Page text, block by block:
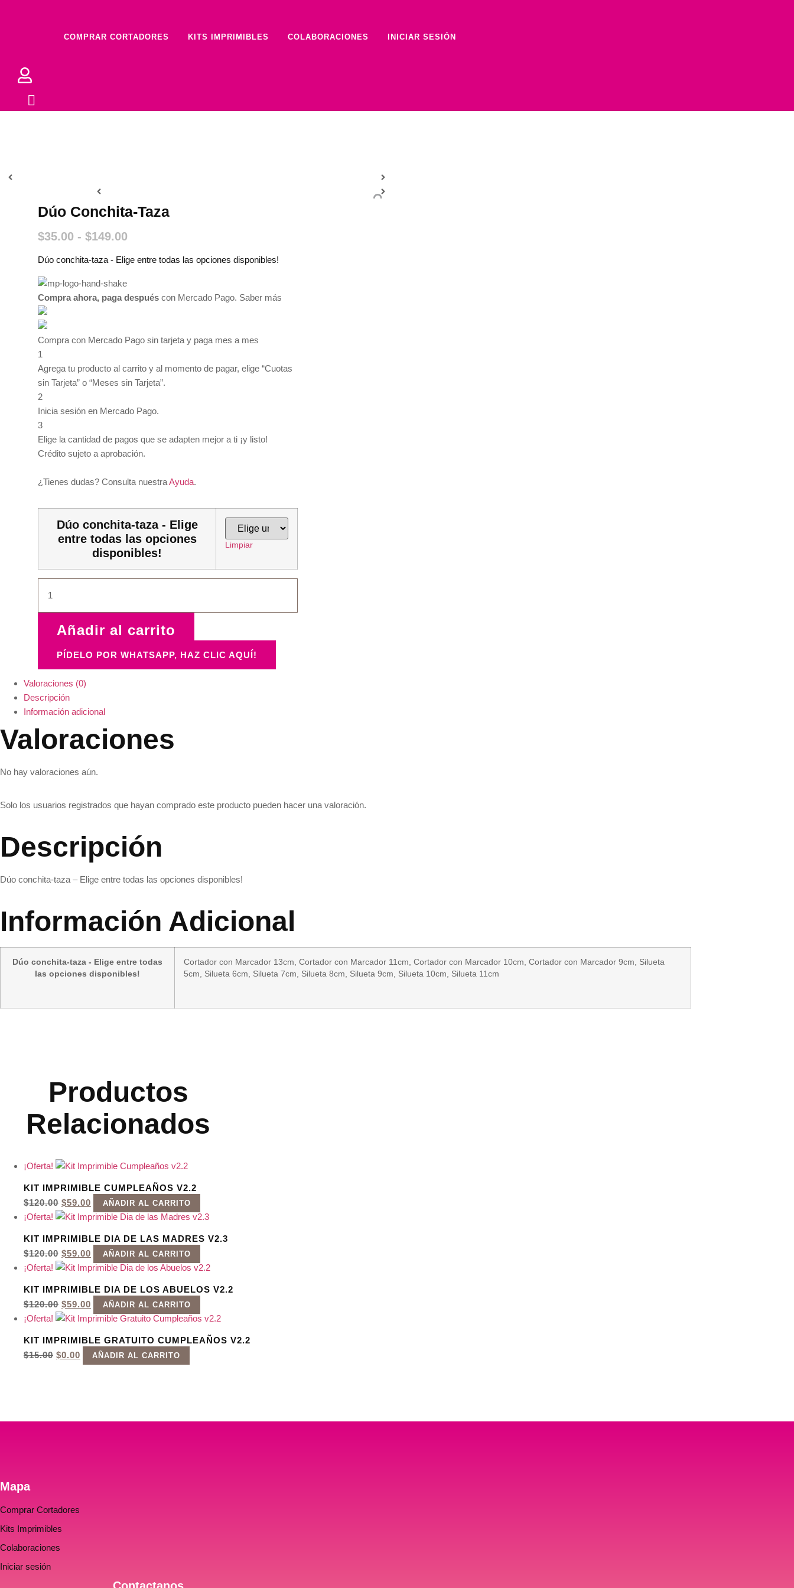
COMPRAR CORTADORES KITS IMPRIMIBLES COLABORACIONES INICIAR SESIÓN
Dúo Conchita-Taza
$35.00 - $149.00
precios:
$35.00
hasta
Dúo conchita-taza - Elige entre todas las opciones disponibles!
Compra ahora, paga después con Mercado Pago. Saber más
Compra con Mercado Pago sin tarjeta y paga mes a mes
1
Agrega tu producto al carrito y al momento de pagar, elige “Cuotas
sin Tarjeta” o “Meses sin Tarjeta”.
2
Inicia sesión en Mercado Pago.
3
Elige la cantidad de pagos que se adapten mejor a ti ¡y listo!
Crédito sujeto a aprobación.
¿Tienes dudas? Consulta nuestraAyuda.
Dúo conchita-taza - Elige
entre todas las opciones
disponibles!
Limpiar
conchita-
taza
cantidad
Añadir al carrito
PÍDELO POR WHATSAPP, HAZ CLIC AQUÍ!
Valoraciones (0)
Descripción
Información adicional
Valoraciones
No hay valoraciones aún.
Solo los usuarios registrados que hayan comprado este producto pueden hacer una valoración.
Descripción
Dúo conchita-taza – Elige entre todas las opciones disponibles!
Información Adicional
Dúo conchita-taza - Elige entre todas
las opciones disponibles!
Cortador con Marcador 13cm, Cortador con Marcador 11cm, Cortador con Marcador 10cm, Cortador con Marcador 9cm, Silueta
5cm, Silueta 6cm, Silueta 7cm, Silueta 8cm, Silueta 9cm, Silueta 10cm, Silueta 11cm
Productos
Relacionados
¡Oferta!
KIT IMPRIMIBLE CUMPLEAÑOS V2.2
$120.00 EL
PRECIO
ORIGINAL
$120.00.
$59.00
PRECIO
ACTUAL
$59.00.
AÑADIR AL CARRITO
¡Oferta!
KIT IMPRIMIBLE DIA DE LAS MADRES V2.3
$120.00 EL
PRECIO
ORIGINAL
$120.00.
$59.00
PRECIO
ACTUAL
$59.00.
AÑADIR AL CARRITO
¡Oferta!
KIT IMPRIMIBLE DIA DE LOS ABUELOS V2.2
$120.00 EL
PRECIO
ORIGINAL
$120.00.
$59.00
PRECIO
ACTUAL
$59.00.
AÑADIR AL CARRITO
¡Oferta!
KIT IMPRIMIBLE GRATUITO CUMPLEAÑOS V2.2
$15.00 EL
PRECIO
$0.00
PRECIO
AÑADIR AL CARRITO
Mapa
Comprar Cortadores
Kits Imprimibles
Colaboraciones
Iniciar sesión